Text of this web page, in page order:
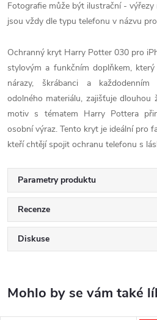
Fotografie může být ilustrační -
jsou vždy dle typu telefonu v názvu
Ochranný kryt Harry Potter 030 pro
stylovým a funkčním doplňkem,
nárazy, škrábanci a
odolného materiálu, zajišťuje
motiv s tématem Harry Pottera
osobní výraz. Tento kryt je ideální pro
kteří chtějí spojit ochranu telefonu s
Parametry produktu
Recenze
Diskuse